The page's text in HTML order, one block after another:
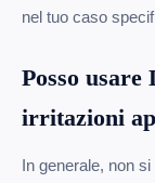
nel tuo caso
Posso
irritazioni
In generale, non